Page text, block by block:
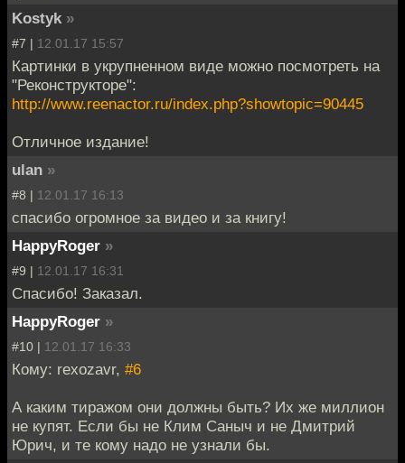
Kostyk »
#7 | 12.01.17 15:57
Картинки в укрупненном виде можно посмотреть на
"Реконструкторе":
http://www.reenactor.ru/index.php?showtopic=90445
Отличное издание!
ulan »
#8 | 12.01.17 16:13
спасибо огромное за видео и за книгу!
HappyRoger »
#9 | 12.01.17 16:31
Спасибо! Заказал.
HappyRoger »
#10 | 12.01.17 16:33
Кому: rexozavr, #6
А каким тиражом они должны быть? Их же миллион
не купят. Если бы не Клим Саныч и не Дмитрий
Юрич, и те кому надо не узнали бы.